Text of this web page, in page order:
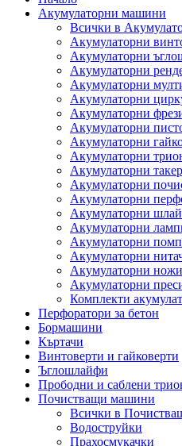
Акумулаторни машини
Всички в
Акумулаторни
Акумулаторни
Акумулаторни
Акумулаторни
Акумулаторни
Акумулаторни
Акумулаторни
Акумулаторни
Акумулаторни
Акумулаторни
Акумулаторни
Акумулаторни
Акумулаторни
Акумулаторни
Акумулаторни
Акумулаторни
Акумулаторни
Акумулаторни
Комплекти
Перфоратори за бетон
Бормашини
Къртачи
Винтоверти и гайковерти
Ъглошлайфи
Прободни и саблени
Почистващи машини
Всички в
Водоструйки
Прахосмукачки